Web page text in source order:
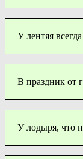
У лентяя
В праздник от
У лодыря, что